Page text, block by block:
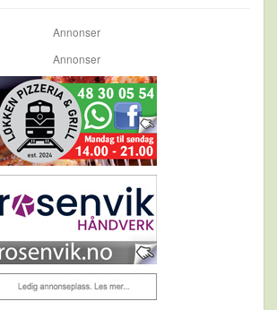
Annonser
Annonser